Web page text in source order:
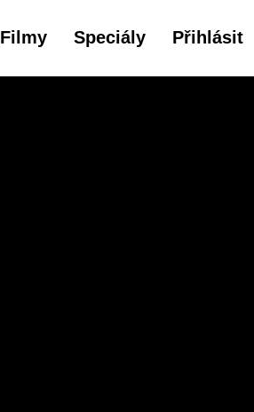
Filmy Speciály Přihlásit